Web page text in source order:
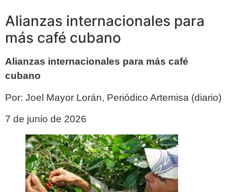
Alianzas internacionales para
más café cubano
Alianzas internacionales para más café
cubano
Por: Joel Mayor Lorán, Periódico Artemisa (diario)
7 de junio de 2026